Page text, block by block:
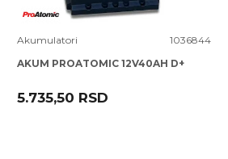
Akumulatori
1036844
AKUM PROATOMIC 12V40AH D+
5.735,50 RSD